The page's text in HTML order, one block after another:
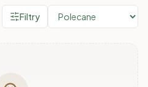
Filtry